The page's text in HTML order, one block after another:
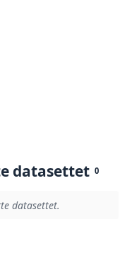
datasettet 0
datasettet.